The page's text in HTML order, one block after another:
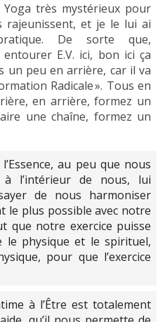
Yoga très mystérieux pour
rajeunissent, et je le lui ai
De sorte que,
E.V. ici, bon ici ça
un peu en arrière, car il va
Radicale ». Tous en
en arrière, formez un
une chaîne, formez un
au peu que nous
à l’intérieur de nous, lui
de nous harmoniser
le plus possible avec notre
que notre exercice puisse
le physique et le spirituel,
pour que l’exercice
à l’Être est totalement